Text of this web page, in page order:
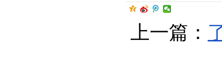
上一篇：